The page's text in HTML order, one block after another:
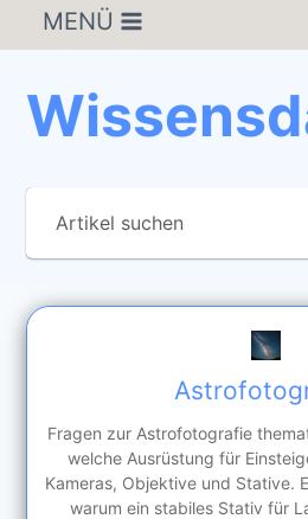
MENÜ
Fragen zur Astrofotografie
welche Ausrüstung für
Kameras, Objektive und Stative.
warum ein stabiles Stativ für